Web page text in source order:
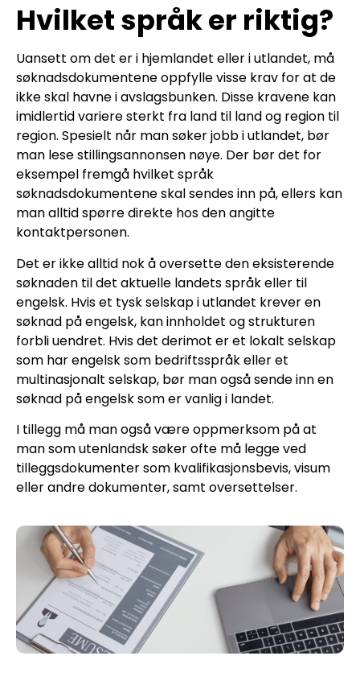
Hvilket språk er riktig?
Uansett om det er i hjemlandet eller i utlandet, må
søknadsdokumentene oppfylle visse krav for at de
ikke skal havne i avslagsbunken. Disse kravene kan
imidlertid variere sterkt fra land til land og region til
region. Spesielt når man søker jobb i utlandet, bør
man lese stillingsannonsen nøye. Der bør det for
eksempel fremgå hvilket språk
søknadsdokumentene skal sendes inn på, ellers kan
man alltid spørre direkte hos den angitte
kontaktpersonen.
Det er ikke alltid nok å oversette den eksisterende
søknaden til det aktuelle landets språk eller til
engelsk. Hvis et tysk selskap i utlandet krever en
søknad på engelsk, kan innholdet og strukturen
forbli uendret. Hvis det derimot er et lokalt selskap
som har engelsk som bedriftsspråk eller et
multinasjonalt selskap, bør man også sende inn en
søknad på engelsk som er vanlig i landet.
I tillegg må man også være oppmerksom på at
man som utenlandsk søker ofte må legge ved
tilleggsdokumenter som kvalifikasjonsbevis, visum
eller andre dokumenter, samt oversettelser.